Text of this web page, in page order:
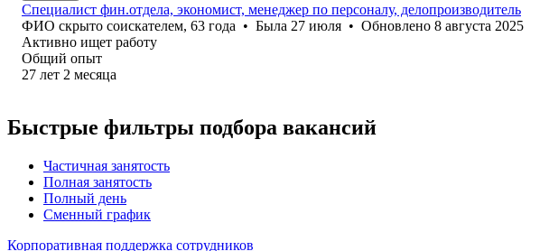
Специалист фин.отдела, экономист, менеджер по персоналу, делопроизводитель
ФИО скрыто соискателем, 63 года • Была 27 июля • Обновлено 8 августа 2025
Активно ищет работу
Общий опыт
27 лет 2 месяца
Быстрые фильтры подбора вакансий
Частичная занятость
Полная занятость
Полный день
Сменный график
Корпоративная поддержка сотрудников